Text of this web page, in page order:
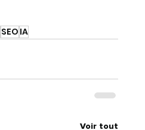
SEO IA
Voir tout